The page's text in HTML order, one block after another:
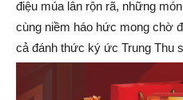
điệu múa lân rộn rã, những
cùng niềm háo hức mong chờ
cả đánh thức ký ức Trung Thu